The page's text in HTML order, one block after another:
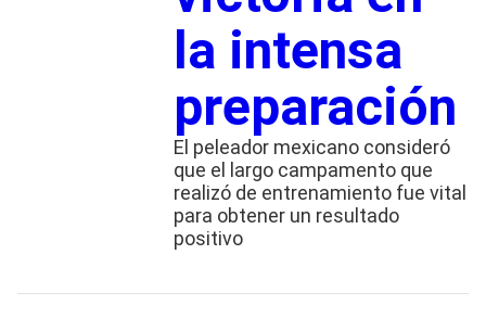
la intensa
preparación
El peleador mexicano consideró
que el largo campamento que
realizó de entrenamiento fue vital
para obtener un resultado
positivo